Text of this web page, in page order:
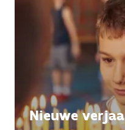
Nieuwe